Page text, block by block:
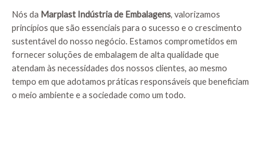
Nós da Marplast Indústria de Embalagens, valorizamos
princípios que são essenciais para o sucesso e o crescimento
sustentável do nosso negócio. Estamos comprometidos em
fornecer soluções de embalagem de alta qualidade que
atendam às necessidades dos nossos clientes, ao mesmo
tempo em que adotamos práticas responsáveis que beneficiam
o meio ambiente e a sociedade como um todo.